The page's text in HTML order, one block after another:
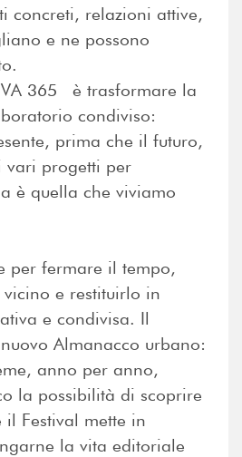
concreti, relazioni attive,
e ne possono
365 è trasformare la
condiviso:
prima che il futuro,
vari progetti per
è quella che viviamo
per fermare il tempo,
e restituirlo in
e condivisa. Il
Almanacco urbano:
anno per anno,
la possibilità di scoprire
il Festival mette in
la vita editoriale